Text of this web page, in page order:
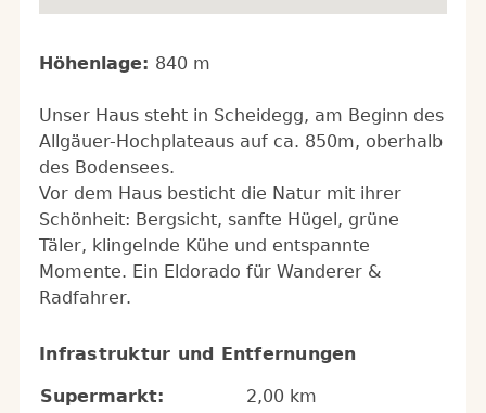
Höhenlage: 840 m
Unser Haus steht in Scheidegg, am Beginn des
Allgäuer-Hochplateaus auf ca. 850m, oberhalb
des Bodensees.
Vor dem Haus besticht die Natur mit ihrer
Schönheit: Bergsicht, sanfte Hügel, grüne
Täler, klingelnde Kühe und entspannte
Momente. Ein Eldorado für Wanderer &
Radfahrer.
Infrastruktur und Entfernungen
Supermarkt:
2,00 km